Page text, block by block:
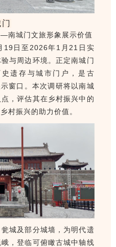
南城门文旅形象展示价值
19日至2026年1月21日实
与周边环境。正定南城门
遗存与城市门户，是古
窗口。本次调研将以南城
，评估其在乡村振兴中的
村振兴的助力价值。
城及部分城墙，为明代遗
，登临可俯瞰古城中轴线